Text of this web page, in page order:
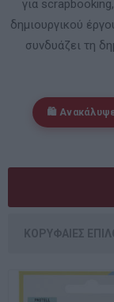
για
δημιουργικού
συνδυάζει τη
🛍️ Ανακάλυψε